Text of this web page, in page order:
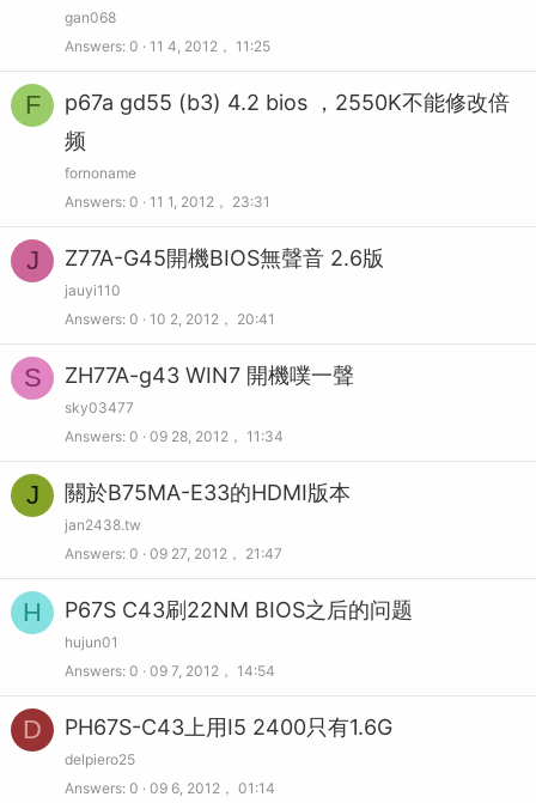
gan068
Answers 0 11 4, 2012， 11:25
F
p67a gd55 (b3) 4.2 bios ，2550K不能修改倍
频
fornoname
Answers 0 11 1, 2012， 23:31
J Z77A-G45開機BIOS無聲音 2.6版
jauyi110
Answers 0 10 2, 2012， 20:41
S ZH77A-g43 WIN7 開機噗一聲
sky03477
Answers 0 09 28, 2012， 11:34
J 關於B75MA-E33的HDMI版本
jan2438.tw
Answers 0 09 27, 2012， 21:47
H P67S C43刷22NM BIOS之后的问题
hujun01
Answers 0 09 7, 2012， 14:54
D PH67S-C43上用I5 2400只有1.6G
delpiero25
Answers 0 09 6, 2012， 01:14